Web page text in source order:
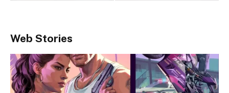
Web Stories